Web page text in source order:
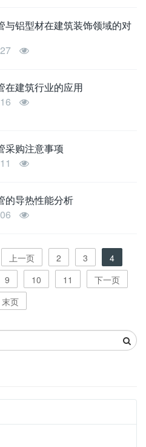
与铝型材在建筑装饰领域的对
在建筑行业的应用
采购注意事项
的导热性能分析
上一页 2 3
4
9 10 11
下一页
末页